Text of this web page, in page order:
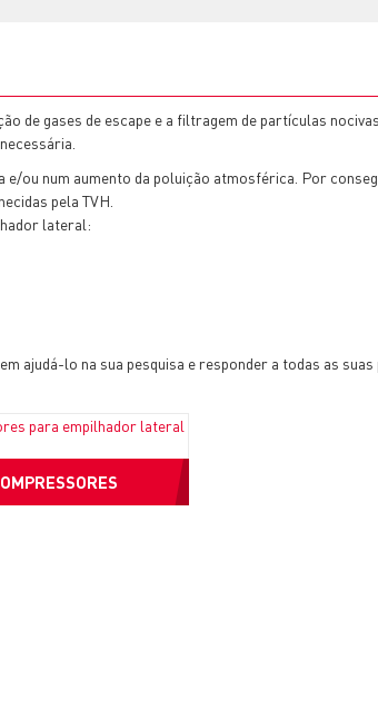
de gases de escape e a filtragem de partículas
ou num aumento da poluição atmosférica. Por
pela TVH.
lateral:
ajudá-lo na sua pesquisa e responder a todas as suas